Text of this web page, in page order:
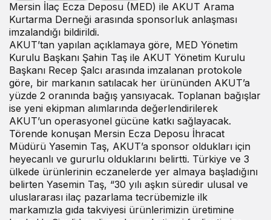
Mersin İlaç Ecza Deposu (MED) ile AKUT Arama
Kurtarma Derneği arasında sponsorluk anlaşması
imzalandığı bildirildi.
AKUT’tan yapılan açıklamaya göre, MED Yönetim
Kurulu Başkanı Şahin Taş ile AKUT Yönetim Kurulu
Başkanı Recep Şalcı arasında imzalanan protokole
göre, bir markanın satılacak her ürününden AKUT’a
yüzde 2 oranında bağış yansıyacak. Toplanan bağışlar
ise yeni ekipman alımlarında değerlendirilerek
AKUT’un operasyonel gücüne katkı sağlayacak.
Törende konuşan Mersin Ecza Deposu İhracat
Müdürü Yasemin Taş, AKUT’a sponsor oldukları için
heyecanlı ve gururlu olduklarını belirtti. Türkiye ve 3
ülkede ürünlerinin eczanelerde yer almaya başladığını
belirten Yasemin Taş, “30 yılı aşkın süredir ulusal ve
uluslararası ilaç pazarlama tecrübemizle ilk
markamızla gıda takviyesi ürünlerimizin üretimine